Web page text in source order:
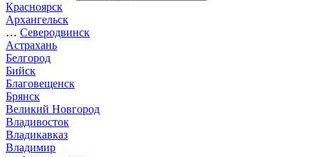
Красноярск
Архангельск
… Северодвинск
Астрахань
Белгород
Бийск
Благовещенск
Брянск
Великий Новгород
Владивосток
Владикавказ
Владимир